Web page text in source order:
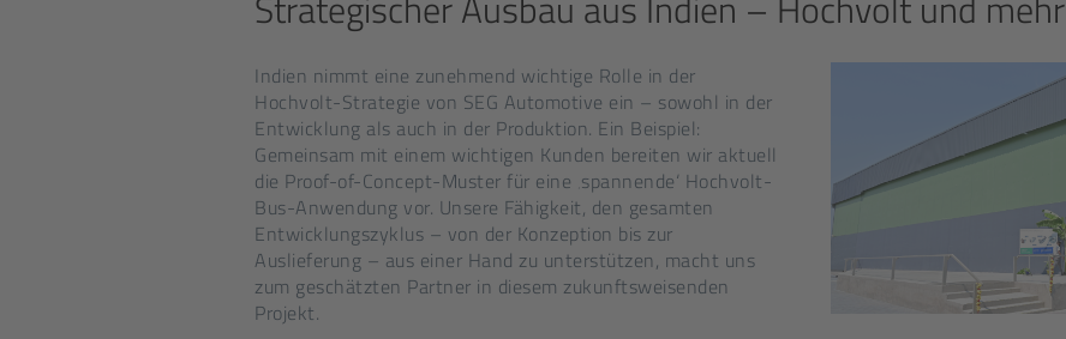
Indien nimmt eine zunehmend wichtige Rolle in der
Hochvolt-Strategie von SEG Automotive ein – sowohl in der
Entwicklung als auch in der Produktion. Ein Beispiel:
Gemeinsam mit einem wichtigen Kunden bereiten wir aktuell
die Proof-of-Concept-Muster für eine ‚spannende‘ Hochvolt-
Bus-Anwendung vor. Unsere Fähigkeit, den gesamten
Entwicklungszyklus – von der Konzeption bis zur
Auslieferung – aus einer Hand zu unterstützen, macht uns
zum geschätzten Partner in diesem zukunftsweisenden
Projekt.